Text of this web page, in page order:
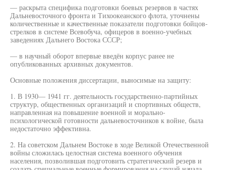
— раскрыта специфика подготовки боевых резервов в частях
Дальневосточного фронта и Тихоокеанского флота, уточнены
количественные и качественные показатели подготовки бойцов-
стрелков в системе Всевобуча, офицеров в военно-учебных
заведениях Дальнего Востока СССР;
— в научный оборот впервые введён корпус ранее не
опубликованных архивных документов.
Основные положения диссертации, выносимые на защиту:
1. В 1930— 1941 гг. деятельность государственно-партийных
структур, общественных организаций и спортивных обществ,
направленная на повышение военной и морально-
психологической готовности дальневосточников к войне, была
недостаточно эффективна.
2. На советском Дальнем Востоке в ходе Великой Отечественной
войны сложилась целостная система военного обучения
населения, позволившая подготовить стратегический резерв и